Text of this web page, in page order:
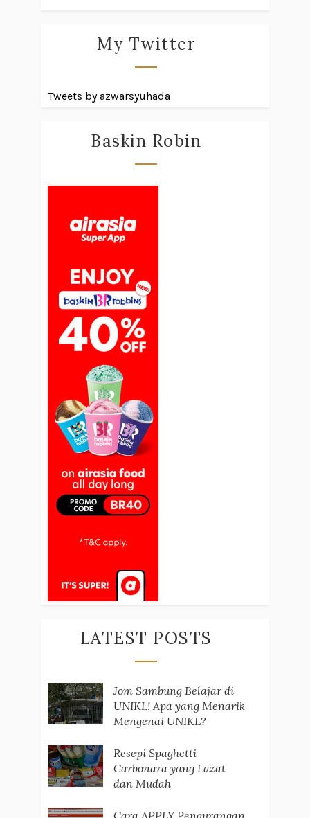
My Twitter
Tweets by azwarsyuhada
Baskin Robin
LATEST POSTS
Jom Sambung Belajar di
UNIKL! Apa yang Menarik
Mengenai UNIKL?
Resepi Spaghetti
Carbonara yang Lazat
dan Mudah
Cara APPLY Pengurangan